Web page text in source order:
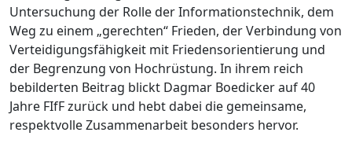
Untersuchung der Rolle der Informationstechnik, dem
Weg zu einem „gerechten“ Frieden, der Verbindung von
Verteidigungsfähigkeit mit Friedensorientierung und
der Begrenzung von Hochrüstung. In ihrem reich
bebilderten Beitrag blickt Dagmar Boedicker auf 40
Jahre FIfF zurück und hebt dabei die gemeinsame,
respektvolle Zusammenarbeit besonders hervor.